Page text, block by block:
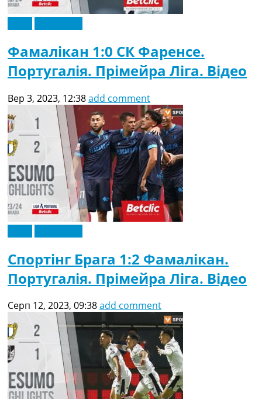
Фамалікан 1:0 СК Фаренсе.
Португалія. Прімейра Ліга. Відео
Вер 3, 2023, 12:38add comment
Спортінг Брага 1:2 Фамалікан.
Португалія. Прімейра Ліга. Відео
Серп 12, 2023, 09:38add comment